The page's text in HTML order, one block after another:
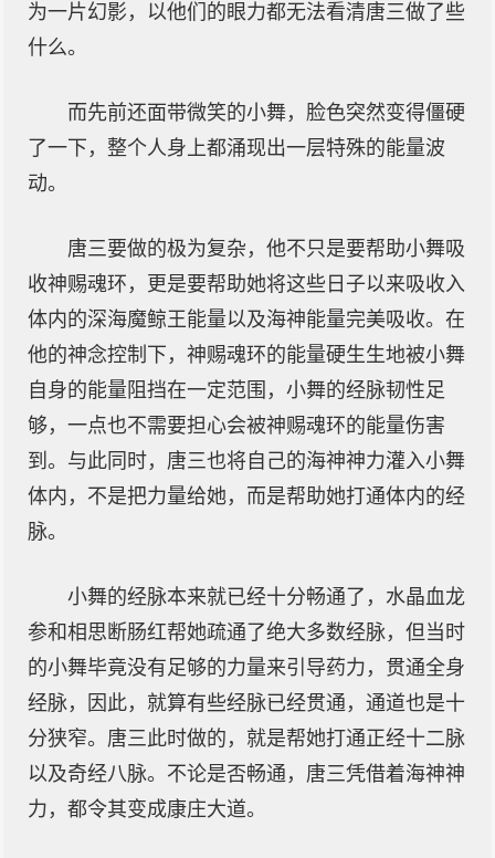
为一片幻影，以他们的眼力都无法看清唐三做了些
什么。
而先前还面带微笑的小舞，脸色突然变得僵硬
了一下，整个人身上都涌现出一层特殊的能量波
动。
唐三要做的极为复杂，他不只是要帮助小舞吸
收神赐魂环，更是要帮助她将这些日子以来吸收入
体内的深海魔鲸王能量以及海神能量完美吸收。在
他的神念控制下，神赐魂环的能量硬生生地被小舞
自身的能量阻挡在一定范围，小舞的经脉韧性足
够，一点也不需要担心会被神赐魂环的能量伤害
到。与此同时，唐三也将自己的海神神力灌入小舞
体内，不是把力量给她，而是帮助她打通体内的经
脉。
小舞的经脉本来就已经十分畅通了，水晶血龙
参和相思断肠红帮她疏通了绝大多数经脉，但当时
的小舞毕竟没有足够的力量来引导药力，贯通全身
经脉，因此，就算有些经脉已经贯通，通道也是十
分狭窄。唐三此时做的，就是帮她打通正经十二脉
以及奇经八脉。不论是否畅通，唐三凭借着海神神
力，都令其变成康庄大道。